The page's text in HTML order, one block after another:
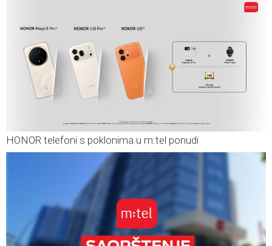
HONOR telefoni s poklonima u m:tel ponudi